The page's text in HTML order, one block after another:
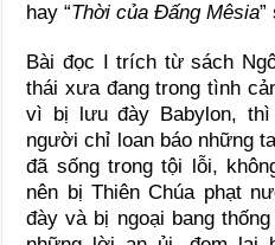
hay “Thời của Đấng Mêsia”
Bài đọc I trích từ sách
thái xưa đang trong tình
vì bị lưu đày Babylon,
người chỉ loan báo những
đã sống trong tội lỗi,
nên bị Thiên Chúa phạt
đày và bị ngoại bang